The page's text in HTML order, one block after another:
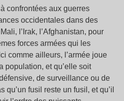
confrontées aux guerres
occidentales dans des
l’Irak, l’Afghanistan, pour
forces armées qui les
comme ailleurs, l’armée joue
population, et qu’elle soit
de surveillance ou de
qu’un fusil reste un fusil, et qu’il